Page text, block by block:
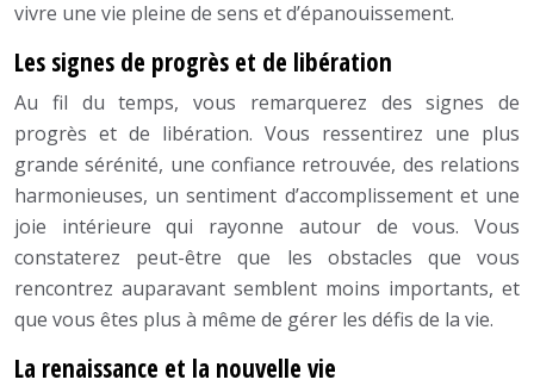
vivre une vie pleine de sens et d’épanouissement.
Les signes de progrès et de libération
Au fil du temps, vous remarquerez des signes de
progrès et de libération. Vous ressentirez une plus
grande sérénité, une confiance retrouvée, des relations
harmonieuses, un sentiment d’accomplissement et une
joie intérieure qui rayonne autour de vous. Vous
constaterez peut-être que les obstacles que vous
rencontrez auparavant semblent moins importants, et
que vous êtes plus à même de gérer les défis de la vie.
La renaissance et la nouvelle vie